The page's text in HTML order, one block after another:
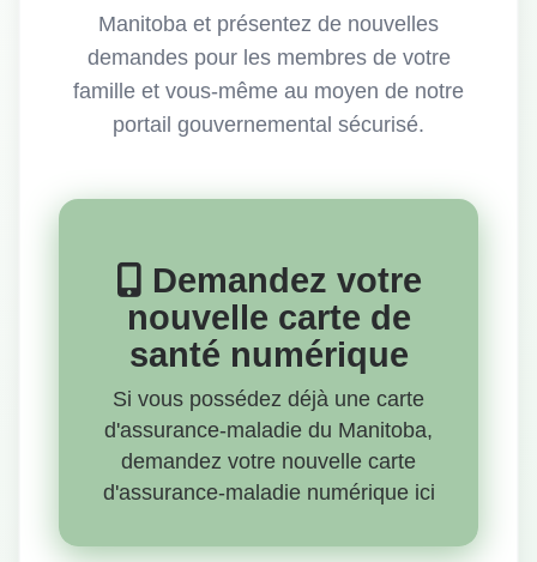
Manitoba et présentez de nouvelles
demandes pour les membres de votre
famille et vous-même au moyen de notre
portail gouvernemental sécurisé.
Demandez votre
nouvelle carte de
santé numérique
Si vous possédez déjà une carte
d'assurance-maladie du Manitoba,
demandez votre nouvelle carte
d'assurance-maladie numérique ici